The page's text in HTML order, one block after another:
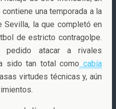
una temporada a la
la que completó en
de estricto contragolpe.
atacar a rivales
sido tan total como cabía
virtudes técnicas y, aún